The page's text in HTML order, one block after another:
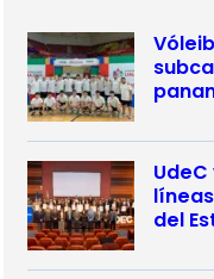
del